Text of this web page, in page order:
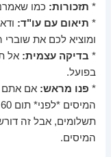
* תזכורות: כמו
* תיאום עם עו"ד:
ומוציא לכם את שוברי
* בדיקה עצמית: אל
בפועל.
* פנו מראש: אם אתם
תשלומים, אבל זה
המיסים.